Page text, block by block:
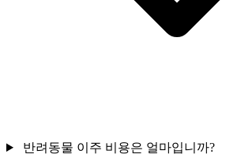
반려동물 이주 비용은 얼마입니까?